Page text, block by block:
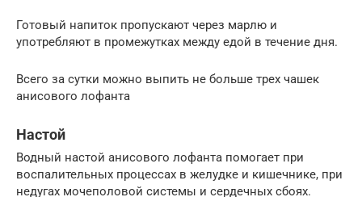
Готовый напиток пропускают через марлю и
употребляют в промежутках между едой в течение дня.
Всего за сутки можно выпить не больше трех чашек
анисового лофанта
Настой
Водный настой анисового лофанта помогает при
воспалительных процессах в желудке и кишечнике, при
недугах мочеполовой системы и сердечных сбоях.